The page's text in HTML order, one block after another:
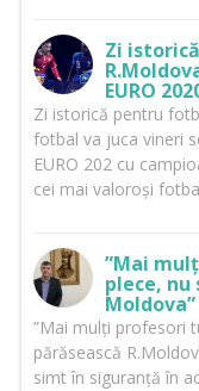
Zi
EURO
Zi istorică pentru
fotbal va juca vineri
EURO 202 cu
cei mai valoroși
”Mai
plece,
”Mai mulți profesori
părăsească
simt în siguranță în